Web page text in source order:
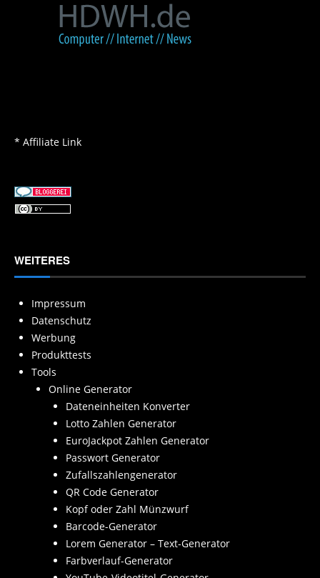
* Affiliate Link
WEITERES
Impressum
Datenschutz
Werbung
Produkttests
Tools
Online Generator
Dateneinheiten Konverter
Lotto Zahlen Generator
EuroJackpot Zahlen Generator
Passwort Generator
Zufallszahlengenerator
QR Code Generator
Kopf oder Zahl Münzwurf
Barcode-Generator
Lorem Generator – Text-Generator
Farbverlauf-Generator